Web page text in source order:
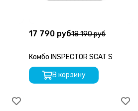
17 790 руб18 190 руб
Комбо INSPECTOR SCAT S
В корзину